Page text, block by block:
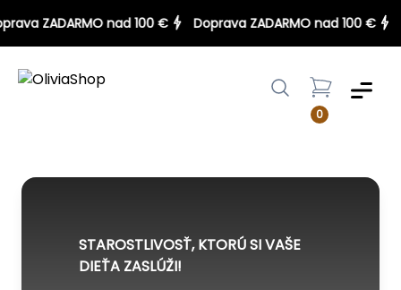
Doprava ZADARMO nad 100 € Doprava ZADARMO nad 100 €
0
Menu
STAROSTLIVOSŤ, KTORÚ SI VAŠE
DIEŤA ZASLÚŽI!